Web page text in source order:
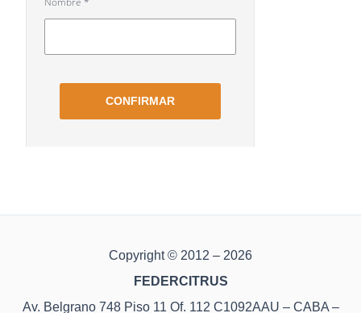
Copyright © 2012 – 2026
FEDERCITRUS
Av. Belgrano 748 Piso 11 Of. 112 C1092AAU – CABA –